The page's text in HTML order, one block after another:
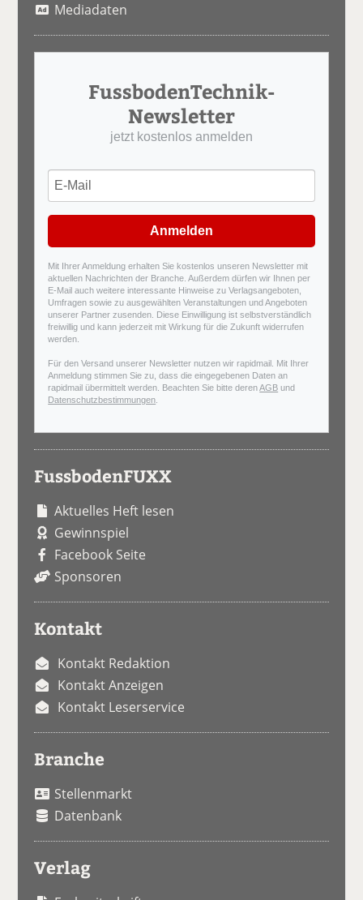
Mediadaten
FussbodenTechnik-
Newsletter
jetzt kostenlos anmelden
Anmelden
Mit Ihrer Anmeldung erhalten Sie kostenlos unseren Newsletter mit
aktuellen Nachrichten der Branche. Außerdem dürfen wir Ihnen per
E-Mail auch weitere interessante Hinweise zu Verlagsangeboten,
Umfragen sowie zu ausgewählten Veranstaltungen und Angeboten
unserer Partner zusenden. Diese Einwilligung ist selbstverständlich
freiwillig und kann jederzeit mit Wirkung für die Zukunft widerrufen
werden.
Für den Versand unserer Newsletter nutzen wir rapidmail. Mit Ihrer
Anmeldung stimmen Sie zu, dass die eingegebenen Daten an
rapidmail übermittelt werden. Beachten Sie bitte derenAGB und
Datenschutzbestimmungen
FussbodenFUXX
Aktuelles Heft lesen
Gewinnspiel
Facebook Seite
Sponsoren
Kontakt
Kontakt Redaktion
Kontakt Anzeigen
Kontakt Leserservice
Branche
Stellenmarkt
Datenbank
Verlag